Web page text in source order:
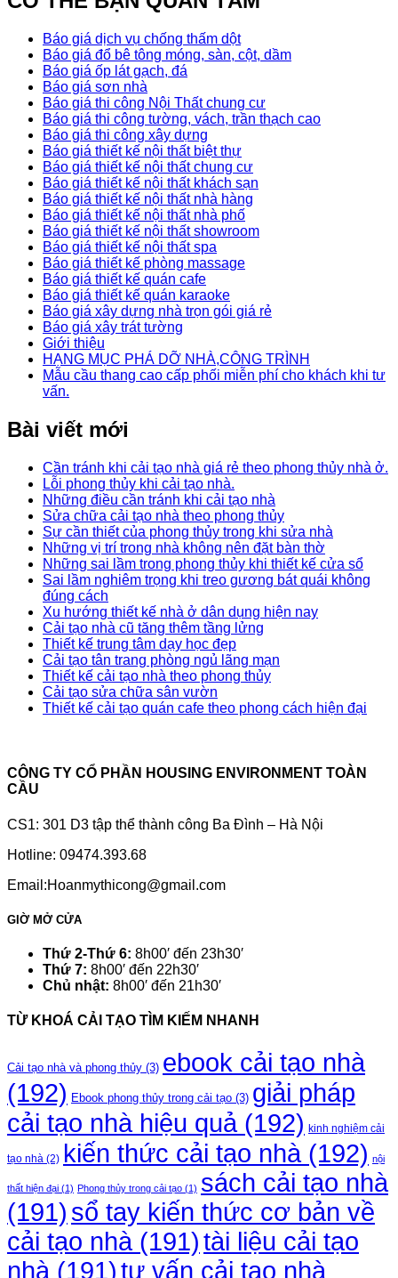
Báo giá dịch vụ chống thấm dột
Báo giá đổ bê tông móng, sàn, cột, dầm
Báo giá ốp lát gạch, đá
Báo giá sơn nhà
Báo giá thi công Nội Thất chung cư
Báo giá thi công tường, vách, trần thạch cao
Báo giá thi công xây dựng
Báo giá thiết kế nội thất biệt thự
Báo giá thiết kế nội thất chung cư
Báo giá thiết kế nội thất khách sạn
Báo giá thiết kế nội thất nhà hàng
Báo giá thiết kế nội thất nhà phố
Báo giá thiết kế nội thất showroom
Báo giá thiết kế nội thất spa
Báo giá thiết kế phòng massage
Báo giá thiết kế quán cafe
Báo giá thiết kế quán karaoke
Báo giá xây dựng nhà trọn gói giá rẻ
Báo giá xây trát tường
Giới thiệu
HẠNG MỤC PHÁ DỠ NHÀ,CÔNG TRÌNH
Mẫu cầu thang cao cấp phối miễn phí cho khách khi tư
vấn.
Bài viết mới
Cần tránh khi cải tạo nhà giá rẻ theo phong thủy nhà ở.
Lỗi phong thủy khi cải tạo nhà.
Những điều cần tránh khi cải tạo nhà
Sửa chữa cải tạo nhà theo phong thủy
Sự cần thiết của phong thủy trong khi sửa nhà
Những vị trí trong nhà không nên đặt bàn thờ
Những sai lầm trong phong thủy khi thiết kế cửa sổ
Sai lầm nghiêm trọng khi treo gương bát quái không
đúng cách
Xu hướng thiết kế nhà ở dân dụng hiện nay
Cải tạo nhà cũ tăng thêm tầng lửng
Thiết kế trung tâm dạy học đẹp
Cải tạo tân trang phòng ngủ lãng mạn
Thiết kế cải tạo nhà theo phong thủy
Cải tạo sửa chữa sân vườn
Thiết kế cải tạo quán cafe theo phong cách hiện đại
CÔNG TY CỔ PHẦN HOUSING ENVIRONMENT TOÀN
CẦU
CS1: 301 D3 tập thể thành công Ba Đình – Hà Nội
Hotline: 09474.393.68
Email:Hoanmythicong@gmail.com
GIỜ MỞ CỬA
Thứ 2-Thứ 6: 8h00′ đến 23h30′
Thứ 7: 8h00′ đến 22h30′
Chủ nhật: 8h00′ đến 21h30′
TỪ KHOÁ CẢI TẠO TÌM KIẾM NHANH
Cải tạo nhà và phong thủy (3) ebook cải tạo nhà
(192) Ebook phong thủy trong cải tạo (3) giải pháp
cải tạo nhà hiệu quả(192) kinh nghiệm cải
tạo nhà (2) kiến thức cải tạo nhà(192) nội
thất hiện đại (1) Phong thủy trong cải tạo (1) sách cải tạo nhà
(191) sổ tay kiến thức cơ bản về
cải tạo nhà(191)tài liệu cải tạo
nhà (191)tư vấn cải tạo nhà